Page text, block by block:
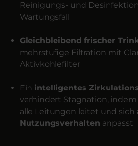
Reinigungs- und
Wartungsfall
Gleichbleibend frischer
mehrstufige Filtration mit
Aktivkohlefilter
Ein intelligentes
verhindert Stagnation, indem
alle Leitungen leitet und sich
Nutzungsverhalten anpasst